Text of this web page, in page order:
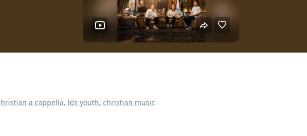
a cappella, lds youth, christian music